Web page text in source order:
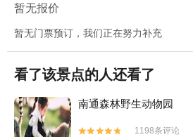
暂无报价
暂无门票预订，我们正在努力补充
看了该景点的人还看了
南通森林野生动物园


1198条评论